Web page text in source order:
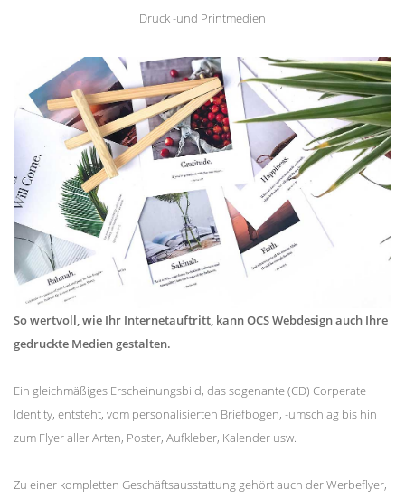
Druck -und Printmedien
So wertvoll, wie Ihr Internetauftritt, kann OCS Webdesign auch Ihre
gedruckte Medien gestalten.
Ein gleichmäßiges Erscheinungsbild, das sogenante (CD) Corperate
Identity, entsteht, vom personalisierten Briefbogen, -umschlag bis hin
zum Flyer aller Arten, Poster, Aufkleber, Kalender usw.
Zu einer kompletten Geschäftsausstattung gehört auch der Werbeflyer,